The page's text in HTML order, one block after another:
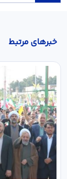
خبر‌های مرتبط